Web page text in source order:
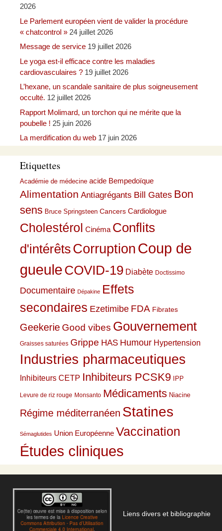
2026
Le Parlement européen vient de valider la procédure
« chatcontrol » 24 juillet 2026
Message de service 19 juillet 2026
Le yoga est-il efficace contre les maladies
cardiovasculaires ? 19 juillet 2026
L’hexane, un scandale sanitaire de plus soigneusement
occulté. 12 juillet 2026
Rapport Molimard, un torchon qui ne mérite que la
poubelle ! 25 juin 2026
La merdification du web 17 juin 2026
Etiquettes
Académie de médecine acide Bempedoïque
Alimentation Antiagrégants Bill Gates Bon
sens Bruce Springsteen Cancers Cardiologue
Cholestérol Cinéma Conflits
d'intérêts CorruptionCoup de
gueule COVID-19 Diabète Doctissimo
Documentaire Dépakine Effets
secondaires Ezetimibe FDA Fibrates
Geekerie Good vibes Gouvernement
Graisses saturées Grippe HAS Humour Hypertension
Industries pharmaceutiques
Inhibiteurs CETP Inhibiteurs PCSK9 IPP
Levure de riz rouge Monsanto Médicaments Niacine
Régime méditerranéen Statines
Sémaglutides Union Européenne Vaccination
Études cliniques
Liens divers et bibliographie